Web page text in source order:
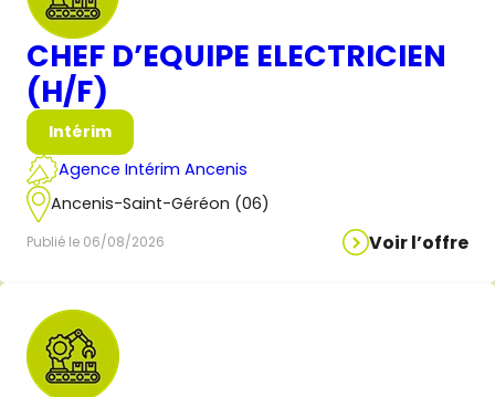
CHEF D’EQUIPE ELECTRICIEN
(H/F)
Intérim
Agence Intérim Ancenis
Ancenis-Saint-Géréon (06)
Publié le 06/08/2026 Voir l’offre